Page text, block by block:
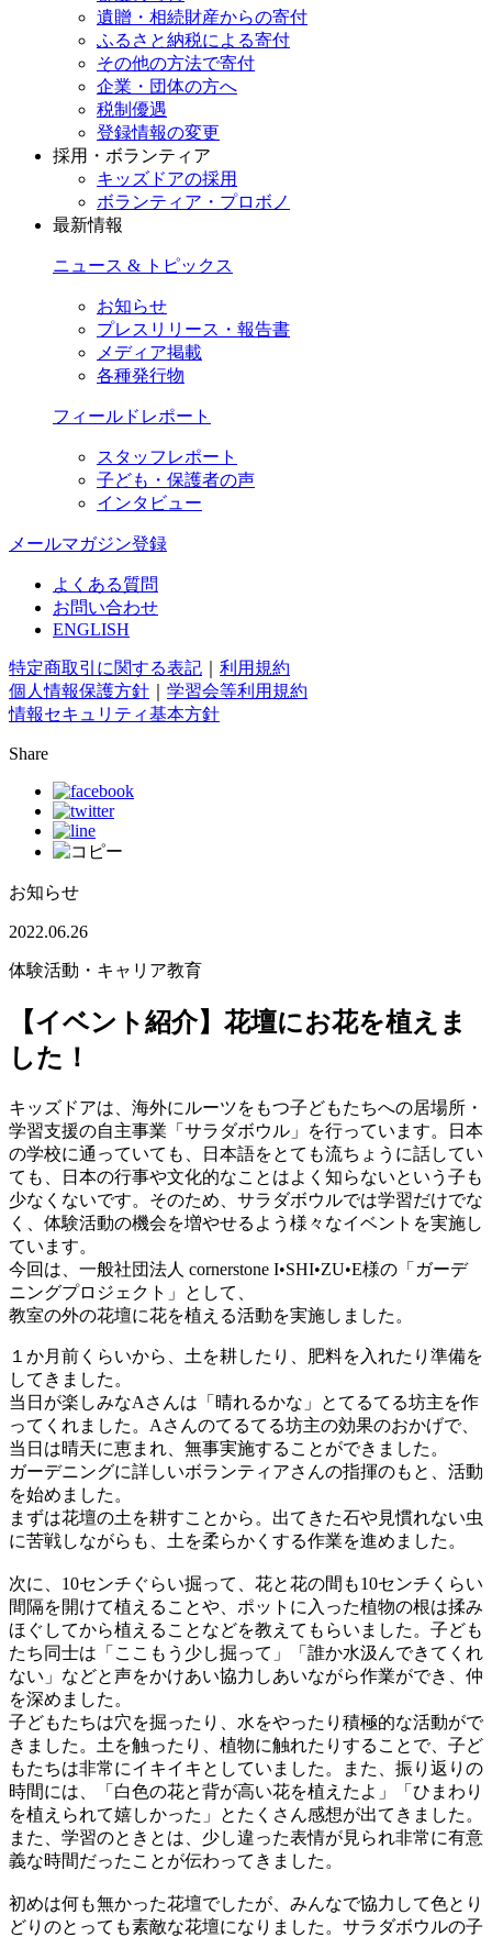
遺贈・相続財産からの寄付
ふるさと納税による寄付
その他の方法で寄付
企業・団体の方へ
税制優遇
登録情報の変更
採用・ボランティア
キッズドアの採用
ボランティア・プロボノ
最新情報
ニュース & トピックス
お知らせ
プレスリリース・報告書
メディア掲載
各種発行物
フィールドレポート
スタッフレポート
子ども・保護者の声
インタビュー
メールマガジン登録
よくある質問
お問い合わせ
ENGLISH
特定商取引に関する表記
利用規約
個人情報保護方針
学習会等利用規約
情報セキュリティ基本方針
Share
お知らせ
2022.06.26
体験活動・キャリア教育
【イベント紹介】花壇にお花を植えま
した！
キッズドアは、海外にルーツをもつ子どもたちへの居場所・
学習支援の自主事業「サラダボウル」を行っています。日本
の学校に通っていても、日本語をとても流ちょうに話してい
ても、日本の行事や文化的なことはよく知らないという子も
少なくないです。そのため、サラダボウルでは学習だけでな
く、体験活動の機会を増やせるよう様々なイベントを実施し
ています。
今回は、一般社団法人 cornerstone I•SHI•ZU•E様の「ガーデ
ニングプロジェクト」として、
教室の外の花壇に花を植える活動を実施しました。
１か月前くらいから、土を耕したり、肥料を入れたり準備を
してきました。
当日が楽しみなAさんは「晴れるかな」とてるてる坊主を作
ってくれました。Aさんのてるてる坊主の効果のおかげで、
当日は晴天に恵まれ、無事実施することができました。
ガーデニングに詳しいボランティアさんの指揮のもと、活動
を始めました。
まずは花壇の土を耕すことから。出てきた石や見慣れない虫
に苦戦しながらも、土を柔らかくする作業を進めました。
次に、10センチぐらい掘って、花と花の間も10センチくらい
間隔を開けて植えることや、ポットに入った植物の根は揉み
ほぐしてから植えることなどを教えてもらいました。子ども
たち同士は「ここもう少し掘って」「誰か水汲んできてくれ
ない」などと声をかけあい協力しあいながら作業ができ、仲
を深めました。
子どもたちは穴を掘ったり、水をやったり積極的な活動がで
きました。土を触ったり、植物に触れたりすることで、子ど
もたちは非常にイキイキとしていました。また、振り返りの
時間には、「白色の花と背が高い花を植えたよ」「ひまわり
を植えられて嬉しかった」とたくさん感想が出てきました。
また、学習のときとは、少し違った表情が見られ非常に有意
義な時間だったことが伝わってきました。
初めは何も無かった花壇でしたが、みんなで協力して色とり
どりのとっても素敵な花壇になりました。サラダボウルの子